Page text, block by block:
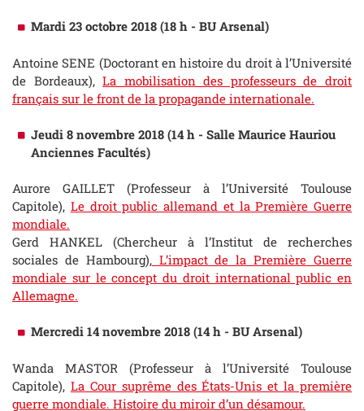
Mardi 23 octobre 2018 (18 h - BU Arsenal)
Antoine SENE (Doctorant en histoire du droit à l’Université
de Bordeaux),La mobilisation des professeurs de droit
français sur le front de la propagande internationale.
Jeudi 8 novembre 2018 (14 h - Salle Maurice Hauriou
Anciennes Facultés)
Aurore GAILLET (Professeur à l’Université Toulouse
Capitole), Le droit public allemand et la Première Guerre
mondiale.
Gerd HANKEL (Chercheur à l’Institut de recherches
sociales de Hambourg),L’impact de la Première Guerre
mondiale sur le concept du droit international public en
Allemagne.
Mercredi 14 novembre 2018 (14 h - BU Arsenal)
Wanda MASTOR (Professeur à l’Université Toulouse
Capitole), La Cour suprême des États-Unis et la première
guerre mondiale. Histoire du miroir d’un désamour.